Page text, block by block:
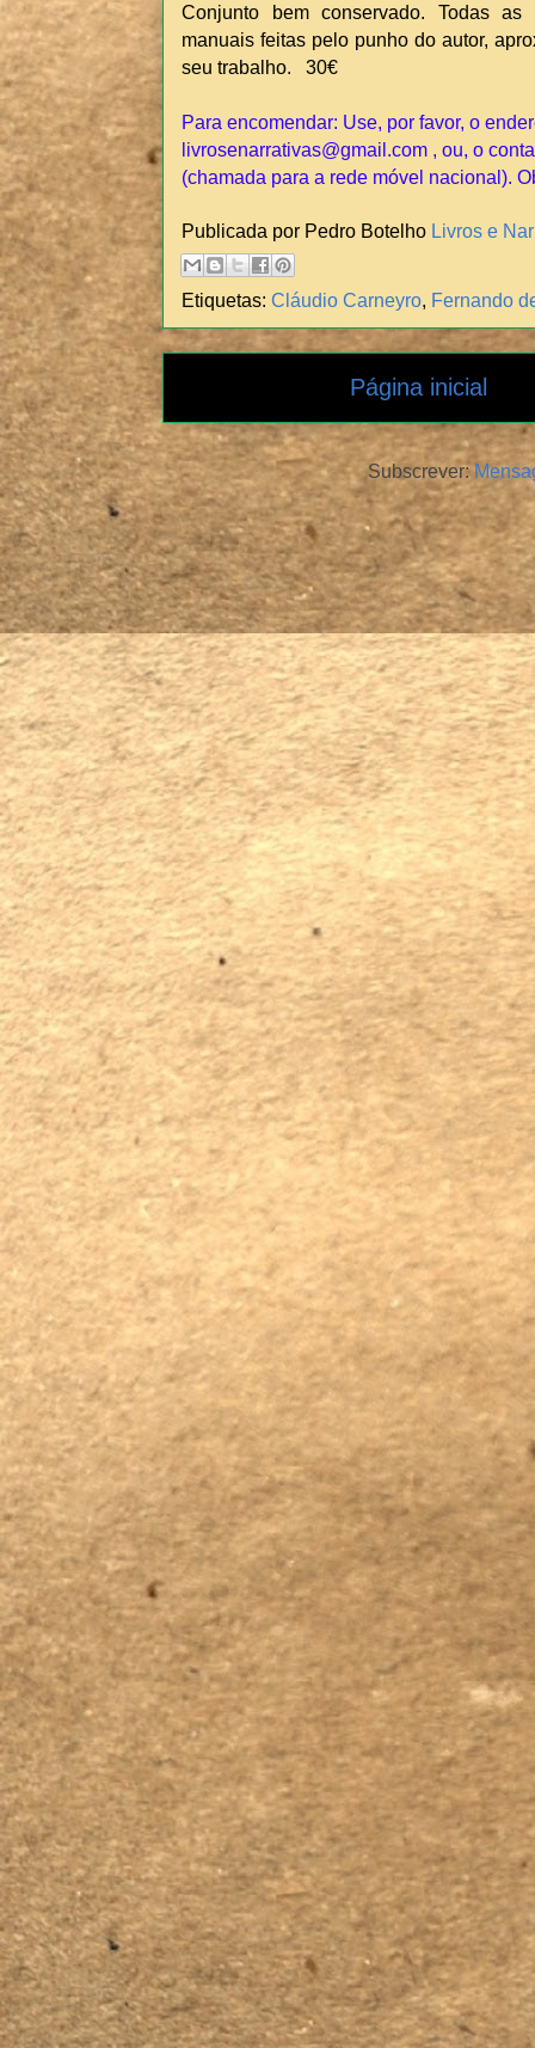
Conjunto bem conservado. Todas as
manuais feitas pelo punho do autor,
seu trabalho. 30€
Para encomendar: Use, por favor, o
livrosenarrativas@gmail.com , ou, o
(chamada para a rede móvel nacional).
Publicada por Pedro Botelho Livros e
Etiquetas: Cláudio Carneyro, Fernando
Página inicial
Subscrever: